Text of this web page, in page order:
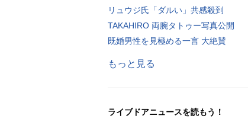
リュウジ氏「ダルい」共感殺到
TAKAHIRO 両腕タトゥー写真公開
既婚男性を見極める一言 大絶賛
もっと見る
ライブドアニュースを読もう！